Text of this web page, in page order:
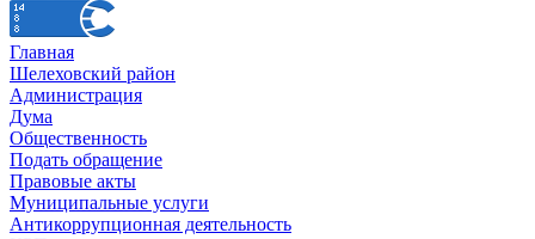
Главная
Шелеховский район
Администрация
Дума
Общественность
Подать обращение
Правовые акты
Муниципальные услуги
Антикоррупционная деятельность